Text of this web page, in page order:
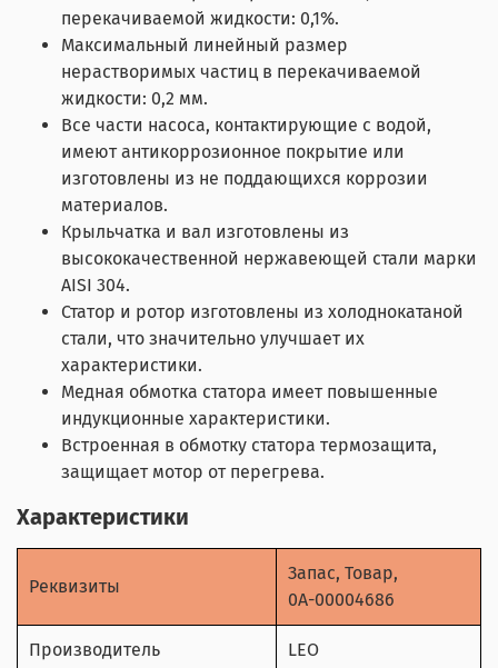
перекачиваемой жидкости: 0,1%.
Максимальный линейный размер
нерастворимых частиц в перекачиваемой
жидкости: 0,2 мм.
Все части насоса, контактирующие с водой,
имеют антикоррозионное покрытие или
изготовлены из не поддающихся коррозии
материалов.
Крыльчатка и вал изготовлены из
высококачественной нержавеющей стали марки
AISI 304.
Статор и ротор изготовлены из холоднокатаной
стали, что значительно улучшает их
характеристики.
Медная обмотка статора имеет повышенные
индукционные характеристики.
Встроенная в обмотку статора термозащита,
защищает мотор от перегрева.
Характеристики
Реквизиты
Запас, Товар,
0А-00004686
Производитель LEO